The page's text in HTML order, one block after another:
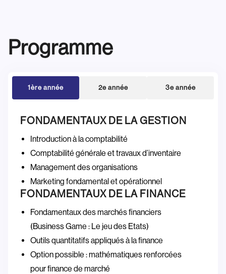
Programme
1ère année 2e année 3e année
FONDAMENTAUX DE LA GESTION
Introduction à la comptabilité
Comptabilité générale et travaux d’inventaire
Management des organisations
Marketing fondamental et opérationnel
FONDAMENTAUX DE LA FINANCE
Fondamentaux des marchés financiers
(Business Game : Le jeu des Etats)
Outils quantitatifs appliqués à la finance
Option possible : mathématiques renforcées
pour finance de marché